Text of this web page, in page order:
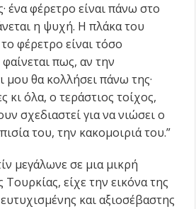
ένα φέρετρο είναι πάνω στο
η ψυχή. Η πλάκα του
φέρετρο είναι τόσο
πως, αν την
θα κολλήσει πάνω της·
κι όλα, ο τεράστιος τοίχος,
σχεδιαστεί για να νιώσει ο
του, την κακομοιριά του.”
μεγάλωνε σε μια μικρή
είχε την εικόνα της
και αξιοσέβαστης